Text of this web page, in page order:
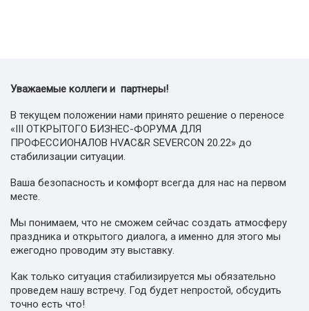
Уважаемые коллеги и партнеры!
В текущем положении нами принято решение о переносе
«III ОТКРЫТОГО БИЗНЕС-ФОРУМА ДЛЯ
ПРОФЕССИОНАЛОВ HVAC&R SEVERCON 20.22» до
стабилизации ситуации.
Ваша безопасность и комфорт всегда для нас на первом
месте.
Мы понимаем, что не сможем сейчас создать атмосферу
праздника и открытого диалога, а именно для этого мы
ежегодно проводим эту выставку.
Как только ситуация стабилизируется мы обязательно
проведем нашу встречу. Год будет непростой, обсудить
точно есть что!